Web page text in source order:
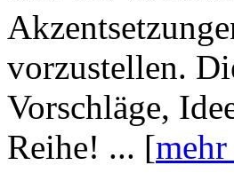
vorzustellen.
Vorschläge,
Reihe! ... [mehr